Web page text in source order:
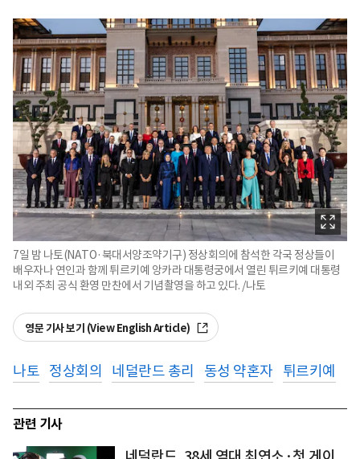
7일 밤 나토(NATO·북대서양조약기구) 정상회의에 참석한 각국 정상들이
배우자나 연인과 함께 튀르키예 앙카라 대통령궁에서 열린 튀르키예 대통령
내외 주최 공식 환영 만찬에서 기념촬영을 하고 있다. /나토
영문 기사 보기 (View English Article)
나토 정상회의 네덜란드 총리 동성 약혼자 튀르키예
관련 기사